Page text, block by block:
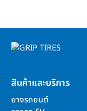
สินค้าและบริการ
ยางรถยนต์